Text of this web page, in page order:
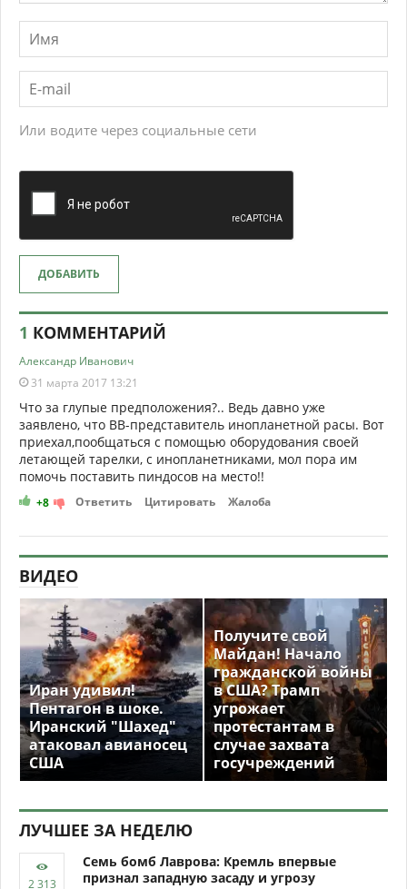
Или водите через социальные сети
ДОБАВИТЬ
1 КОММЕНТАРИЙ
Александр Иванович
31 марта 2017 13:21
Что за глупые предположения?.. Ведь давно уже
заявлено, что ВВ-представитель инопланетной расы. Вот
приехал,пообщаться с помощью оборудования своей
летающей тарелки, с инопланетниками, мол пора им
помочь поставить пиндосов на место!!
+8 Ответить Цитировать Жалоба
ВИДЕО
Иран удивил!
Пентагон в шоке.
Иранский "Шахед"
атаковал авианосец
США
Получите свой
Майдан! Начало
гражданской войны
в США? Трамп
угрожает
протестантам в
случае захвата
госучреждений
ЛУЧШЕЕ ЗА НЕДЕЛЮ
Семь бомб Лаврова: Кремль впервые
признал западную засаду и угрозу